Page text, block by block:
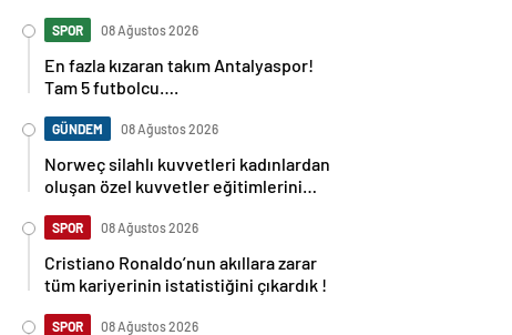
SPOR 08 Ağustos 2026
En fazla kızaran takım Antalyaspor!
Tam 5 futbolcu….
GÜNDEM 08 Ağustos 2026
Norweç silahlı kuvvetleri kadınlardan
oluşan özel kuvvetler eğitimlerini
SPOR 08 Ağustos 2026
Cristiano Ronaldo’nun akıllara zarar
tüm kariyerinin istatistiğini çıkardık !
SPOR 08 Ağustos 2026